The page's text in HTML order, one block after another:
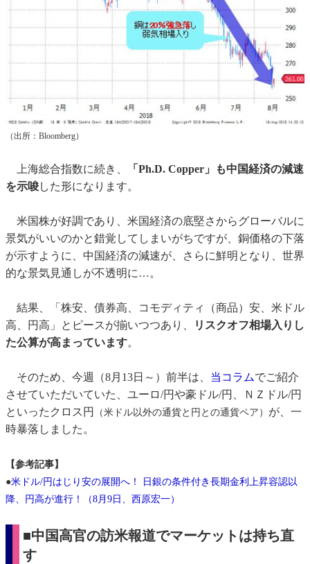
（出所：Bloomberg）
上海総合指数に続き、
「Ph.D. Copper」も中国経済の減速
を示唆した形になります。
米国株が好調であり、米国経済の底堅さからグローバルに
景気がいいのかと錯覚してしまいがちですが、銅価格の下落
が示すように、中国経済の減速が、さらに鮮明となり、世界
的な景気見通しが不透明に…。
結果、「株安、債券高、コモディティ（商品）安、米ドル
高、円高」とピースが揃いつつあり、
リスクオフ相場入りし
た公算が高まっています。
そのため、今週（8月13日～）前半は、 当コラムでご紹介
させていただいていた、ユーロ/円や豪ドル/円、ＮＺドル/円
といったクロス円
（米ドル以外の通貨と円との通貨ペア） が、一
時暴落しました。
【参考記事】
●米ドル/円はじり安の展開へ！ 日銀の条件付き長期金利上昇容認以
降、円高が進行！（8月9日、西原宏一）
■中国高官の訪米報道でマーケットは持ち直
す